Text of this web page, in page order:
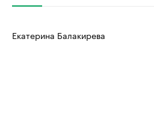
Екатерина Балакирева